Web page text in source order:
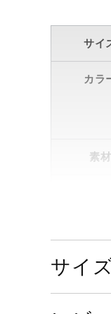
サイ
カラ
素材
サイ